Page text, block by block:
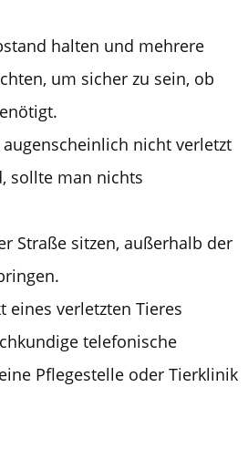
halten und mehrere
um sicher zu sein, ob
nicht verletzt
sollte man nichts
Straße sitzen, außerhalb der
eines verletzten Tieres
telefonische
Pflegestelle oder Tierklinik